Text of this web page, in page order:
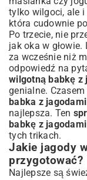
tylko wilgoci, ale
która cudownie
Po trzecie, nie
jak oka w
za wcześnie niż
odpowiedź na
wilgotną babkę z
genialne. Czasem
babka z
najlepsza. Ten
babkę z jagodami
tych trikach.
Jakie jagody
przygotować?
Najlepsze są